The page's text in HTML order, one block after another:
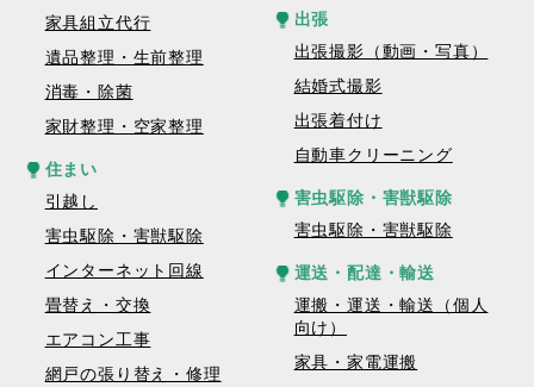
家具組立代行
遺品整理・生前整理
消毒・除菌
家財整理・空家整理
住まい
引越し
害虫駆除・害獣駆除
インターネット回線
畳替え・交換
エアコン工事
網戸の張り替え・修理
出張
出張撮影（動画・写真）
結婚式撮影
出張着付け
自動車クリーニング
害虫駆除・害獣駆除
害虫駆除・害獣駆除
運送・配達・輸送
運搬・運送・輸送（個人
向け）
家具・家電運搬